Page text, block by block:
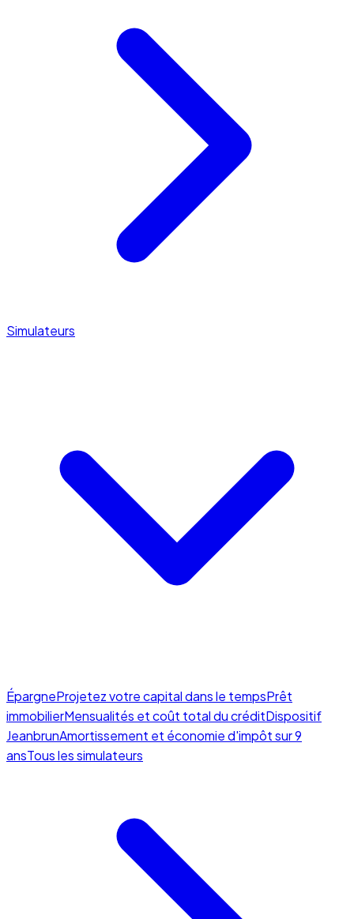
Simulateurs
ÉpargneProjetez votre capital dans le tempsPrêt
immobilierMensualités et coût total du créditDispositif
JeanbrunAmortissement et économie d'impôt sur 9
ansTous les simulateurs